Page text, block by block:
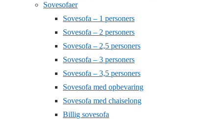
Sovesofaer
Sovesofa – 1 personers
Sovesofa – 2 personers
Sovesofa – 2,5 personers
Sovesofa – 3 personers
Sovesofa – 3,5 personers
Sovesofa med opbevaring
Sovesofa med chaiselong
Billig sovesofa